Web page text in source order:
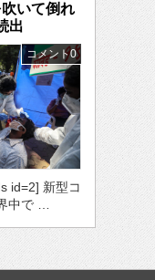
いて倒れ
出
コメント0
id=2] 新型コ
中で …